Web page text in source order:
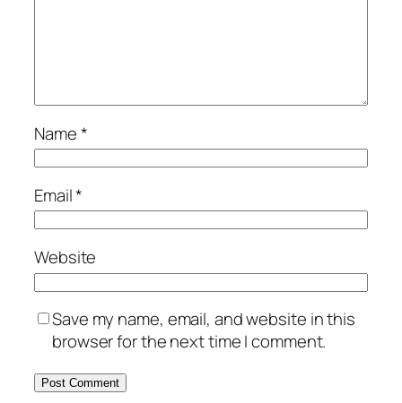
Name*
Email*
Website
Save my name, email, and website in this
browser for the next time I comment.